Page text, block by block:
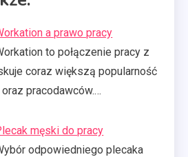
a prawo pracy
to połączenie pracy z
coraz większą popularność
pracodawców.…
męski do pracy
odpowiedniego plecaka